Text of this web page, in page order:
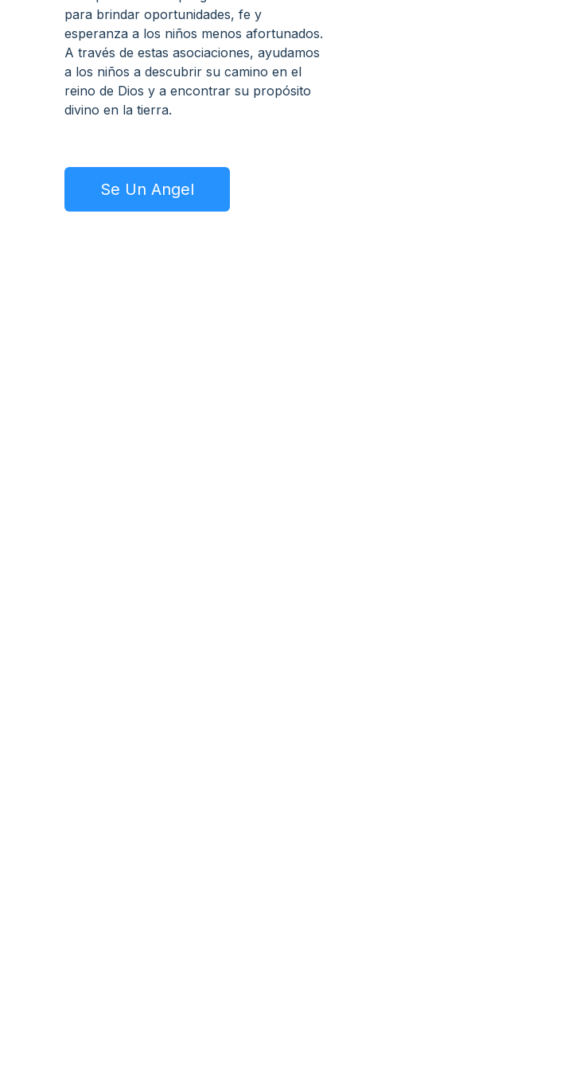
para brindar oportunidades, fe y
esperanza a los niños menos afortunados.
A través de estas asociaciones, ayudamos
a los niños a descubrir su camino en el
reino de Dios y a encontrar su propósito
divino en la tierra.
Se Un Angel